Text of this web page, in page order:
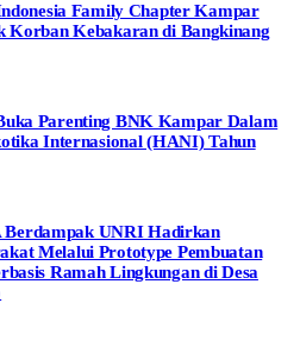
Family Chapter Kampar
Korban Kebakaran di Bangkinang
Parenting BNK Kampar Dalam
Internasional (HANI) Tahun
Berdampak UNRI Hadirkan
Melalui Prototype Pembuatan
Ramah Lingkungan di Desa